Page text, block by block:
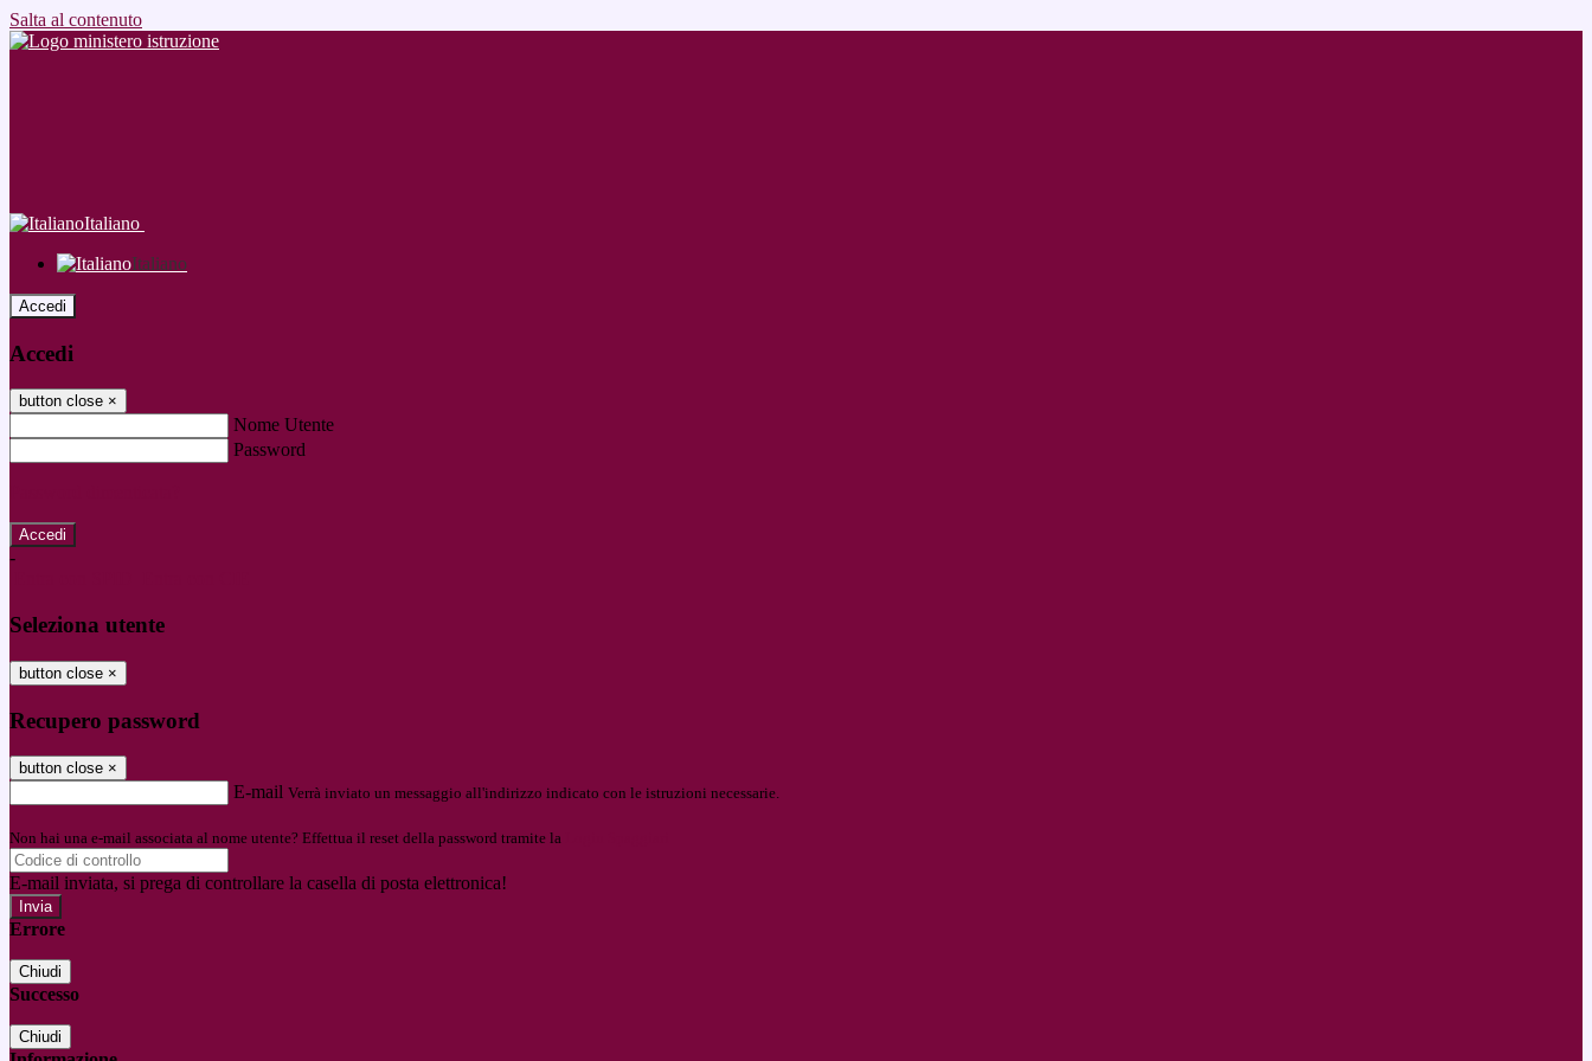
Salta al contenuto
Italiano
Italiano
Accedi
Accedi
button close ×
Nome Utente
Password
-
Seleziona utente
button close ×
Recupero password
button close ×
E-mail Verrà inviato un messaggio all'indirizzo indicato con le istruzioni necessarie.
Non hai una e-mail associata al nome utente? Effettua il reset della password tramite la
E-mail inviata, si prega di controllare la casella di posta elettronica!
Errore
Chiudi
Successo
Chiudi